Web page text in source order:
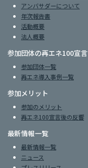
アンバサダーについて
年次報告書
活動概要
法人概要
参加団体の再エネ100宣言
参加団体一覧
再エネ導入事例一覧
参加メリット
参加のメリット
再エネ100宣言後の反響
最新情報一覧
最新情報一覧
ニュース